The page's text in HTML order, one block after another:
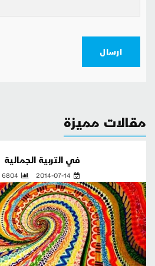
ارسال
مقالات مميزة
في التربية الجمالية
2014-07-14
6804